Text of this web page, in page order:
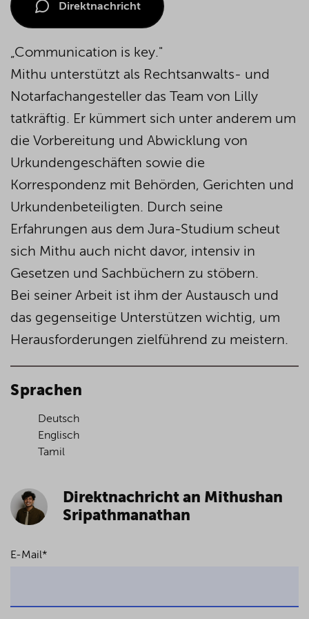
Direktnachricht
„Communication is key."
Mithu unterstützt als Rechtsanwalts- und
Notarfachangesteller das Team von Lilly
tatkräftig. Er kümmert sich unter anderem um
die Vorbereitung und Abwicklung von
Urkundengeschäften sowie die
Korrespondenz mit Behörden, Gerichten und
Urkundenbeteiligten. Durch seine
Erfahrungen aus dem Jura-Studium scheut
sich Mithu auch nicht davor, intensiv in
Gesetzen und Sachbüchern zu stöbern.
Bei seiner Arbeit ist ihm der Austausch und
das gegenseitige Unterstützen wichtig, um
Herausforderungen zielführend zu meistern.
Sprachen
Deutsch
Englisch
Tamil
Direktnachricht an Mithushan
Sripathmanathan
E-Mail*